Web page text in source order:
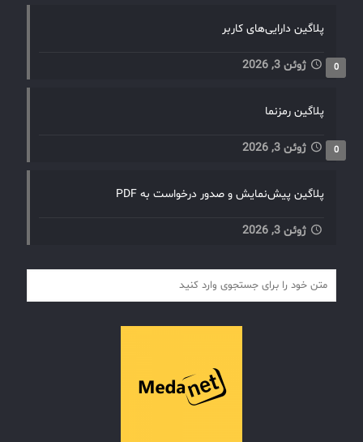
پلاگین دارایی‌های کاربر
ژوئن 3, 2026 0
پلاگین رمزنما
ژوئن 3, 2026 0
پلاگین پیش‌نمایش و صدور درخواست به PDF
ژوئن 3, 2026